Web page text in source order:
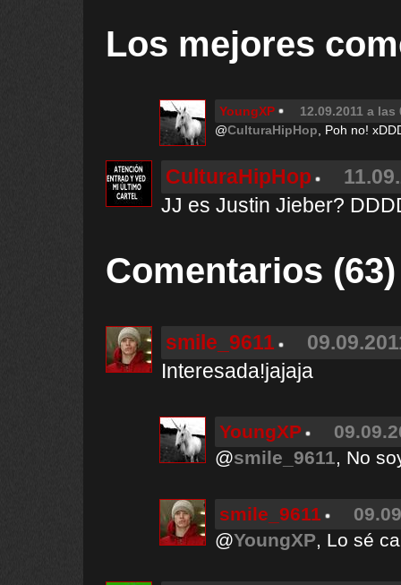
Los mejores
YoungXP
12.09.2011 a las
@CulturaHipHop , Poh no!
CulturaHipHop
JJ es Justin Jieber?
Comentarios (63)
smile_9611
Interesada!jajaja
YoungXP
@smile_9611, No
smile_9611
@YoungXP, Lo sé